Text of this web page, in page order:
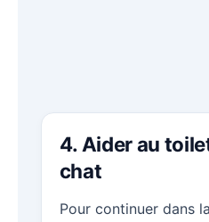
4. Aider au
chat
Pour continuer dans